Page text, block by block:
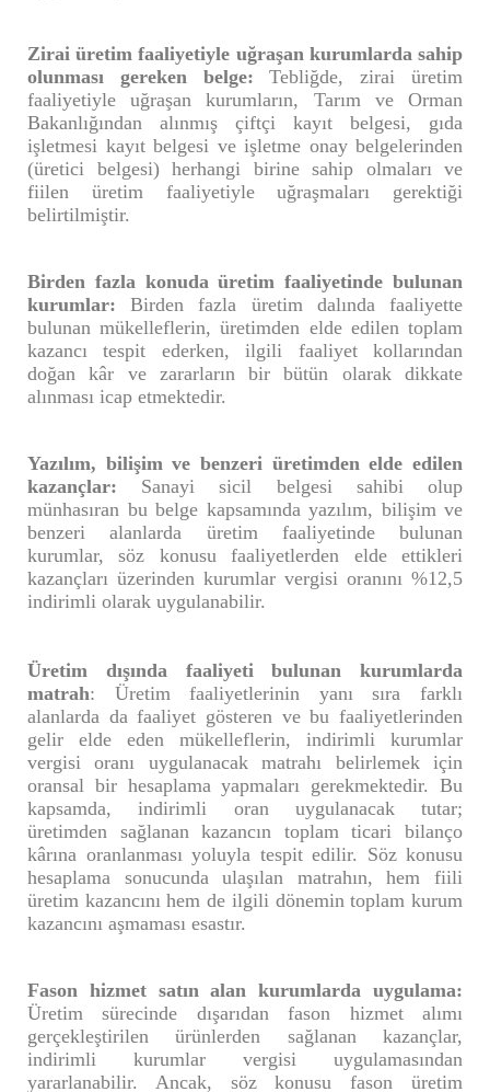
Zirai üretim faaliyetiyle uğraşan kurumlarda sahip
olunması gereken belge:Tebliğde, zirai üretim
faaliyetiyle uğraşan kurumların, Tarım ve Orman
Bakanlığından alınmış çiftçi kayıt belgesi, gıda
işletmesi kayıt belgesi ve işletme onay belgelerinden
(üretici belgesi) herhangi birine sahip olmaları ve
fiilen üretim faaliyetiyle uğraşmaları gerektiği
belirtilmiştir.
Birden fazla konuda üretim faaliyetinde bulunan
kurumlar:Birden fazla üretim dalında faaliyette
bulunan mükelleflerin, üretimden elde edilen toplam
kazancı tespit ederken, ilgili faaliyet kollarından
doğan kâr ve zararların bir bütün olarak dikkate
alınması icap etmektedir.
Yazılım, bilişim ve benzeri üretimden elde edilen
kazançlar: Sanayi sicil belgesi sahibi olup
münhasıran bu belge kapsamında yazılım, bilişim ve
benzeri alanlarda üretim faaliyetinde bulunan
kurumlar, söz konusu faaliyetlerden elde ettikleri
kazançları üzerinden kurumlar vergisi oranını %12,5
indirimli olarak uygulanabilir.
Üretim dışında faaliyeti bulunan kurumlarda
matrah: Üretim faaliyetlerinin yanı sıra farklı
alanlarda da faaliyet gösteren ve bu faaliyetlerinden
gelir elde eden mükelleflerin, indirimli kurumlar
vergisi oranı uygulanacak matrahı belirlemek için
oransal bir hesaplama yapmaları gerekmektedir. Bu
kapsamda, indirimli oran uygulanacak tutar;
üretimden sağlanan kazancın toplam ticari bilanço
kârına oranlanması yoluyla tespit edilir. Söz konusu
hesaplama sonucunda ulaşılan matrahın, hem fiili
üretim kazancını hem de ilgili dönemin toplam kurum
kazancını aşmaması esastır.
Fason hizmet satın alan kurumlarda uygulama:
Üretim sürecinde dışarıdan fason hizmet alımı
gerçekleştirilen ürünlerden sağlanan kazançlar,
indirimli kurumlar vergisi uygulamasından
yararlanabilir. Ancak, söz konusu fason üretim